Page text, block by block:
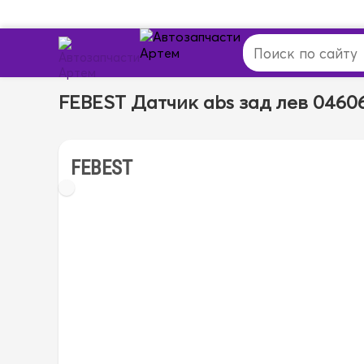
FEBEST Датчик abs зад лев
FEBEST